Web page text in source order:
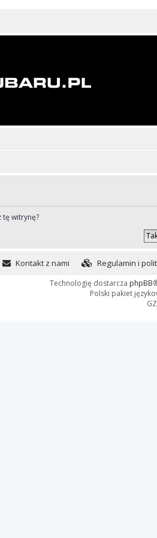
tę witrynę?
Regulamin i
Kontakt z nami
Technologię dostarcza phpBB
Polski pakiet